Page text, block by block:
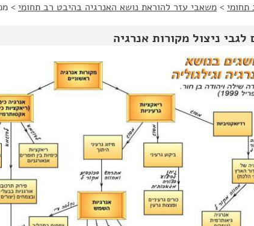
תחומי > משאבי עזר להוראת נושא האנרגיה בהיבט רב תחומי >
ניצול מקורות אנרגיה